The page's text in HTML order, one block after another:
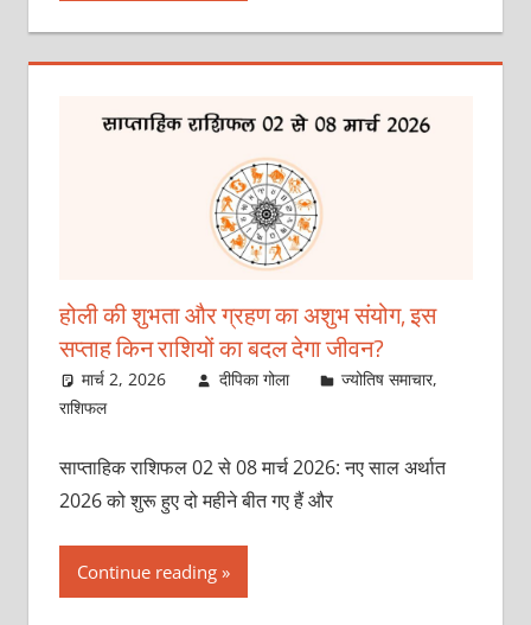
होली की शुभता और ग्रहण का अशुभ संयोग, इस
सप्ताह किन राशियों का बदल देगा जीवन?
मार्च 2, 2026 दीपिका गोला ज्योतिष समाचार,
राशिफल
साप्ताहिक राशिफल 02 से 08 मार्च 2026: नए साल अर्थात
2026 को शुरू हुए दो महीने बीत गए हैं और
Continue reading